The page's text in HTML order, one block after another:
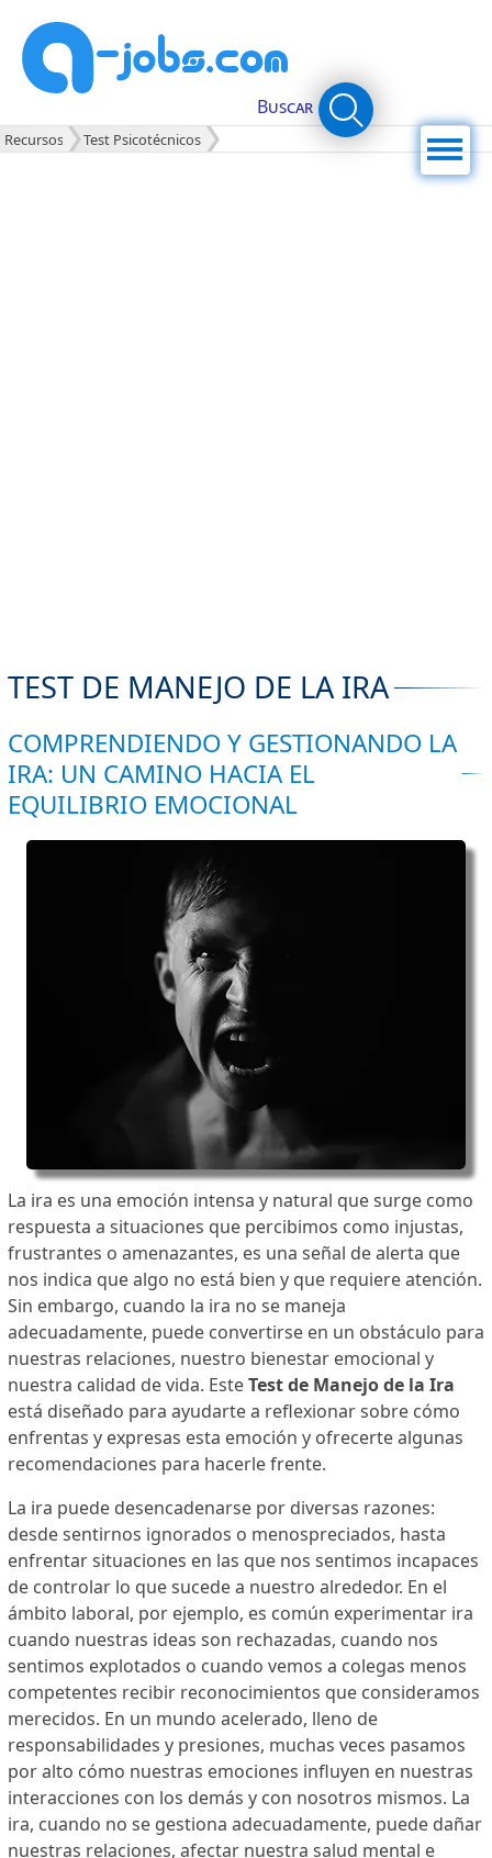
TEST DE MANEJO DE LA IRA
Buscar
COMPRENDIENDO Y GESTIONANDO LA
IRA: UN CAMINO HACIA EL
EQUILIBRIO EMOCIONAL
La ira es una emoción intensa y natural que surge como
respuesta a situaciones que percibimos como injustas,
frustrantes o amenazantes, es una señal de alerta que
nos indica que algo no está bien y que requiere atención.
Sin embargo, cuando la ira no se maneja
adecuadamente, puede convertirse en un obstáculo para
nuestras relaciones, nuestro bienestar emocional y
nuestra calidad de vida. EsteTest de Manejo de la Ira
está diseñado para ayudarte a reflexionar sobre cómo
enfrentas y expresas esta emoción y ofrecerte algunas
recomendaciones para hacerle frente.
La ira puede desencadenarse por diversas razones:
desde sentirnos ignorados o menospreciados, hasta
enfrentar situaciones en las que nos sentimos incapaces
de controlar lo que sucede a nuestro alrededor. En el
ámbito laboral, por ejemplo, es común experimentar ira
cuando nuestras ideas son rechazadas, cuando nos
sentimos explotados o cuando vemos a colegas menos
competentes recibir reconocimientos que consideramos
merecidos. En un mundo acelerado, lleno de
responsabilidades y presiones, muchas veces pasamos
por alto cómo nuestras emociones influyen en nuestras
interacciones con los demás y con nosotros mismos. La
ira, cuando no se gestiona adecuadamente, puede dañar
nuestras relaciones, afectar nuestra salud mental e
Recursos Test Psicotécnicos Menú